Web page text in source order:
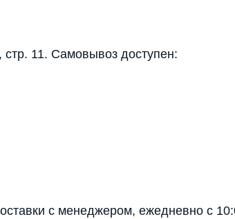
11. Самовывоз доступен:
с менеджером, ежедневно с